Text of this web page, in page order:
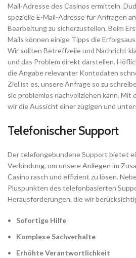
Mail-Adresse des Casinos ermitteln.
spezielle E-Mail-Adresse für Anfragen
Bearbeitung zu sicherzustellen. Beim
Mails können einige Tipps die
Wir sollten Betreffzeile und Nachricht
und das Problem direkt darstellen.
die Angabe relevanter Kontodaten
Ziel ist es, unsere Anfrage so zu
sie problemlos nachvollziehen kann.
wir die Aussicht einer zügigen und
Telefonischer Support
Der telefongebundene Support bietet
Verbindung, um unsere Anliegen im
Casino rasch und effizient zu lösen.
Pluspunkten des telefonbasierten
Herausforderungen, die wir
Sofortige Hilfe
Komplexe Sachverhalte
Erhöhte Verantwortlichkeit